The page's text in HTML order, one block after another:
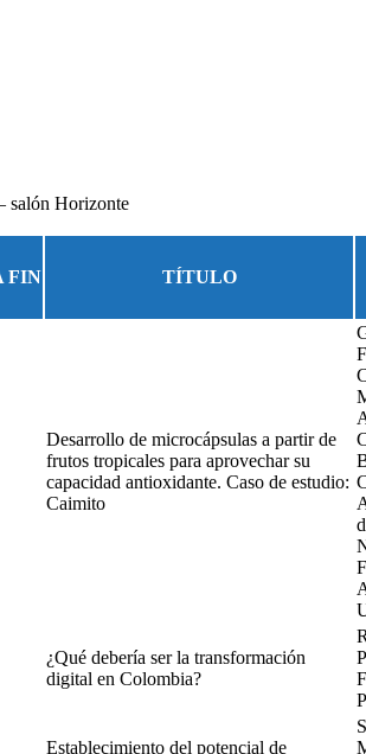
salón Horizonte
FIN TÍTULO
Desarrollo de microcápsulas a partir de
frutos tropicales para aprovechar su
capacidad antioxidante. Caso de estudio:
Caimito
¿Qué debería ser la transformación
digital en Colombia?
Establecimiento del potencial de